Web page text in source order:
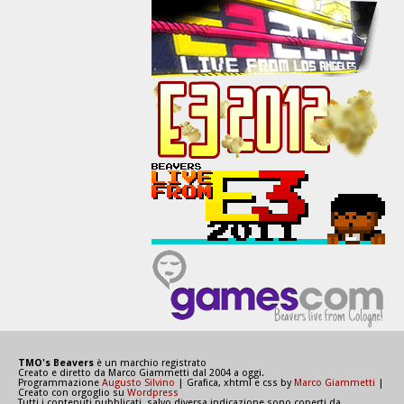
TMO's Beavers è un marchio registrato
Creato e diretto da Marco Giammetti dal 2004 a oggi.
Programmazione Augusto Silvino | Grafica, xhtml e css byMarco Giammetti
Creato con orgoglio su Wordpress